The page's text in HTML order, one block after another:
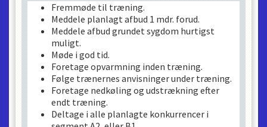
Fremmøde til træning.
Meddele planlagt afbud 1 mdr. forud.
Meddele afbud grundet sygdom hurtigst
muligt.
Møde i god tid.
Foretage opvarmning inden træning.
Følge trænernes anvisninger under træning.
Foretage nedkøling og udstrækning efter
endt træning.
Deltage i alle planlagte konkurrencer i